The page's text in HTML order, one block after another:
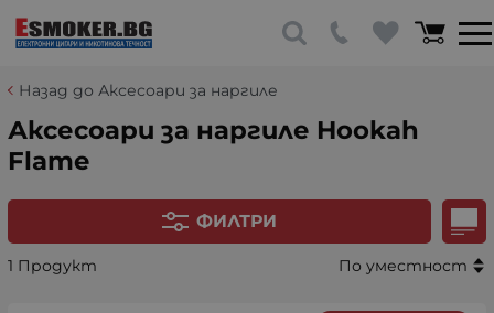
Назад до Аксесоари за наргиле
Аксесоари за наргиле Hookah
Flame
ФИЛТРИ
1 Продукт По уместност